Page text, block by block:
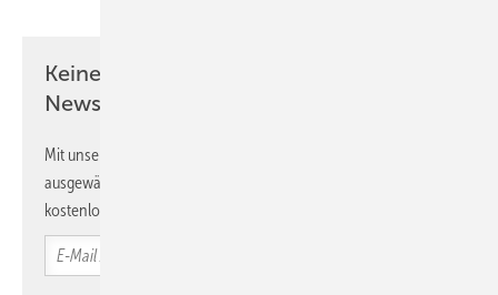
Keine Zeit? Kein Problem mit dem ERE
Newsletter!
Mit unserem Newsletter erhalten Sie regelmäßig von uns
ausgewählte Informationen und Neuigkeiten, gebündelt und
kostenlos direkt ins Postfach.